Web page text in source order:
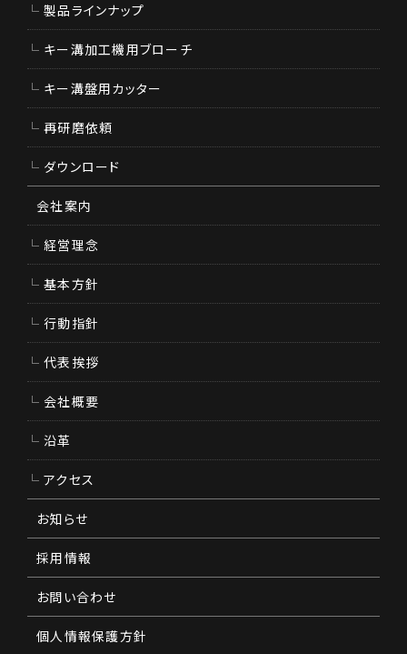
製品ラインナップ
キー溝加工機用ブローチ
キー溝盤用カッター
再研磨依頼
ダウンロード
会社案内
経営理念
基本方針
行動指針
代表挨拶
会社概要
沿革
アクセス
お知らせ
採用情報
お問い合わせ
個人情報保護方針